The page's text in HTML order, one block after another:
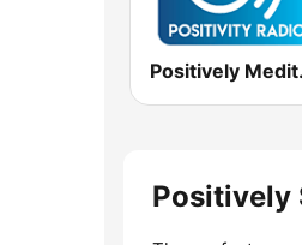
Positively